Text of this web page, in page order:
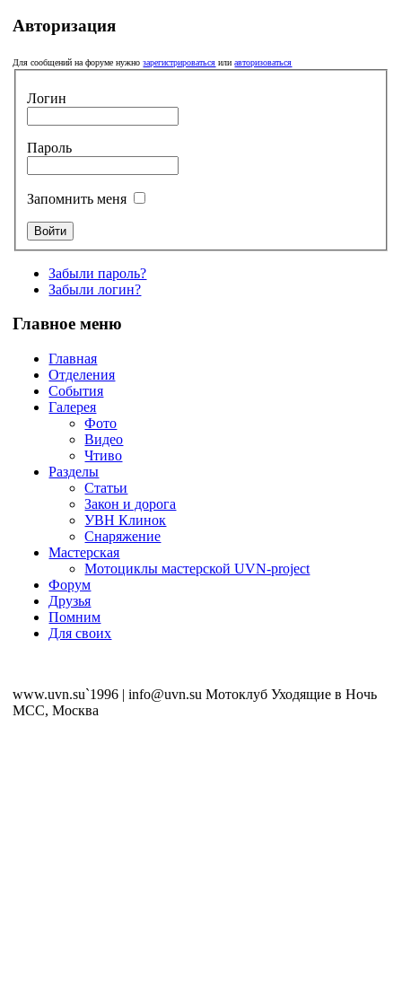
Авторизация
Для сообщений на форуме нужнозарегистрироваться илиавторизоваться
Логин
Пароль
Запомнить меня
Забыли пароль?
Забыли логин?
Главное меню
Главная
Отделения
События
Галерея
Фото
Видео
Чтиво
Разделы
Статьи
Закон и дорога
УВН Клинок
Снаряжение
Мастерская
Мотоциклы мастерской UVN-project
Форум
Друзья
Помним
Для своих
www.uvn.su`1996 | info@uvn.su Мотоклуб Уходящие в Ночь
MCC, Москва